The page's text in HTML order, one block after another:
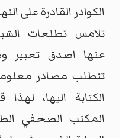
الكوادر القادرة على
تلامس تطلعات
عنها اصدق تعبير
تتطلب مصادر
الكتابة اليها،
المكتب الصحفي